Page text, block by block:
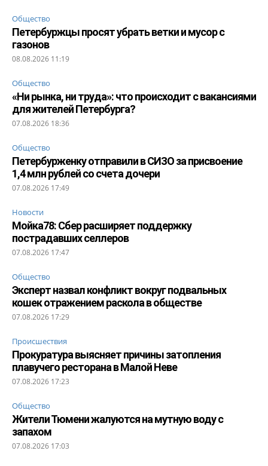
Общество
Петербуржцы просят убрать ветки и мусор с
газонов
08.08.2026 11:19
Общество
«Ни рынка, ни труда»: что происходит с вакансиями
для жителей Петербурга?
07.08.2026 18:36
Общество
Петербурженку отправили в СИЗО за присвоение
1,4 млн рублей со счета дочери
07.08.2026 17:49
Новости
Мойка78: Сбер расширяет поддержку
пострадавших селлеров
07.08.2026 17:47
Общество
Эксперт назвал конфликт вокруг подвальных
кошек отражением раскола в обществе
07.08.2026 17:29
Происшествия
Прокуратура выясняет причины затопления
плавучего ресторана в Малой Неве
07.08.2026 17:23
Общество
Жители Тюмени жалуются на мутную воду с
запахом
07.08.2026 17:03